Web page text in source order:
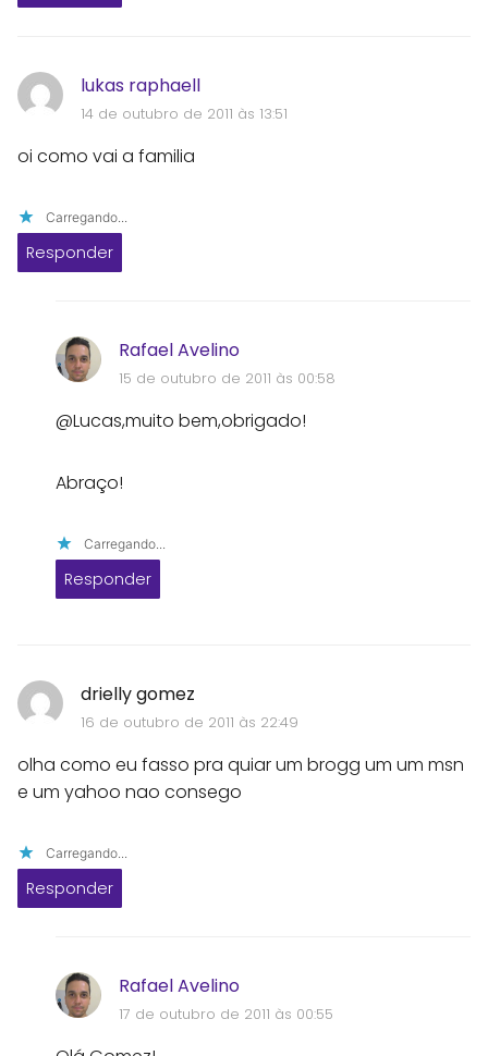
lukas raphaell
14 de outubro de 2011 às 13:51
oi como vai a familia
Carregando...
Responder
Rafael Avelino
15 de outubro de 2011 às 00:58
@Lucas,muito bem,obrigado!
Abraço!
Carregando...
Responder
drielly gomez
16 de outubro de 2011 às 22:49
olha como eu fasso pra quiar um brogg um um msn
e um yahoo nao consego
Carregando...
Responder
Rafael Avelino
17 de outubro de 2011 às 00:55